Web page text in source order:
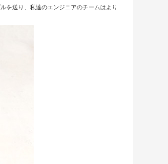
を送り、私達のエンジニアのチームはより